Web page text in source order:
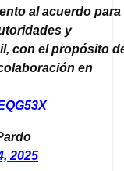
al acuerdo para
y
con el propósito
en
2025